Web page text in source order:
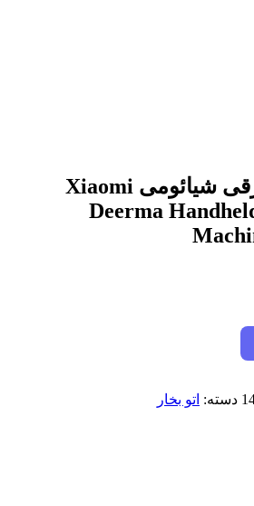
اتو بخار دستی برقی شیائومی Xiaomi
Deerma
دسته: اتو بخار